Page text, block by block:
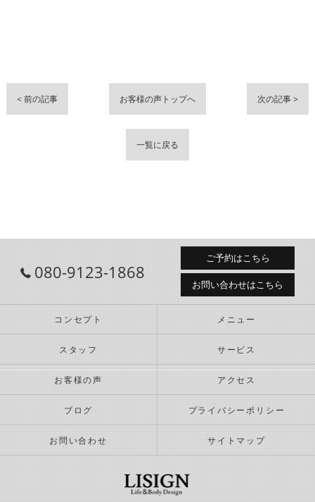
< 前の記事 お客様の声トップへ 次の記事 >
一覧に戻る
080-9123-1868
ご予約はこちら
お問い合わせはこちら
コンセプト メニュー
スタッフ サービス
お客様の声 アクセス
ブログ プライバシーポリシー
お問い合わせ サイトマップ